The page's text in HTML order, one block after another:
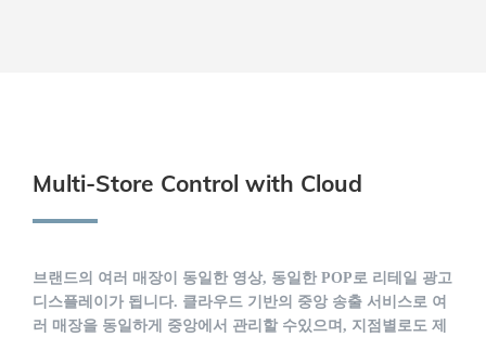
Multi-Store Control with Cloud
브랜드의 여러 매장이 동일한 영상, 동일한 POP로 리테일 광고
디스플레이가 됩니다. 클라우드 기반의 중앙 송출 서비스로 여
러 매장을 동일하게 중앙에서 관리할 수있으며, 지점별로도 제